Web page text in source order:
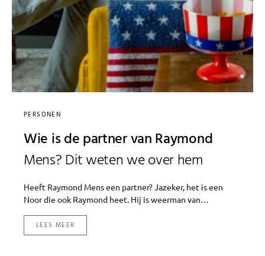
PERSONEN
Wie is de partner van Raymond
Mens? Dit weten we over hem
Heeft Raymond Mens een partner? Jazeker, het is een
Noor die ook Raymond heet. Hij is weerman van…
LEES MEER